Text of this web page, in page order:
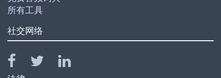
所有工具
社交网络